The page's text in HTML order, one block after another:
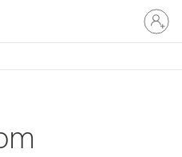
Iniciar
sessão
na